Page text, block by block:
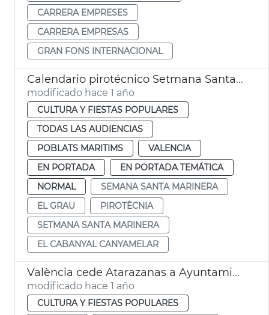
CARRERA EMPRESES
CARRERA EMPRESAS
GRAN FONS INTERNACIONAL
Calendario pirotécnico Setmana Santa Marinera
modificado hace 1 año
CULTURA Y FIESTAS POPULARES
TODAS LAS AUDIENCIAS
POBLATS MARITIMS
VALENCIA
EN PORTADA
EN PORTADA TEMÁTICA
NORMAL
SEMANA SANTA MARINERA
EL GRAU
PIROTÈCNIA
SETMANA SANTA MARINERA
EL CABANYAL CANYAMELAR
València cede Atarazanas a Ayuntamiento Algemesí
modificado hace 1 año
CULTURA Y FIESTAS POPULARES